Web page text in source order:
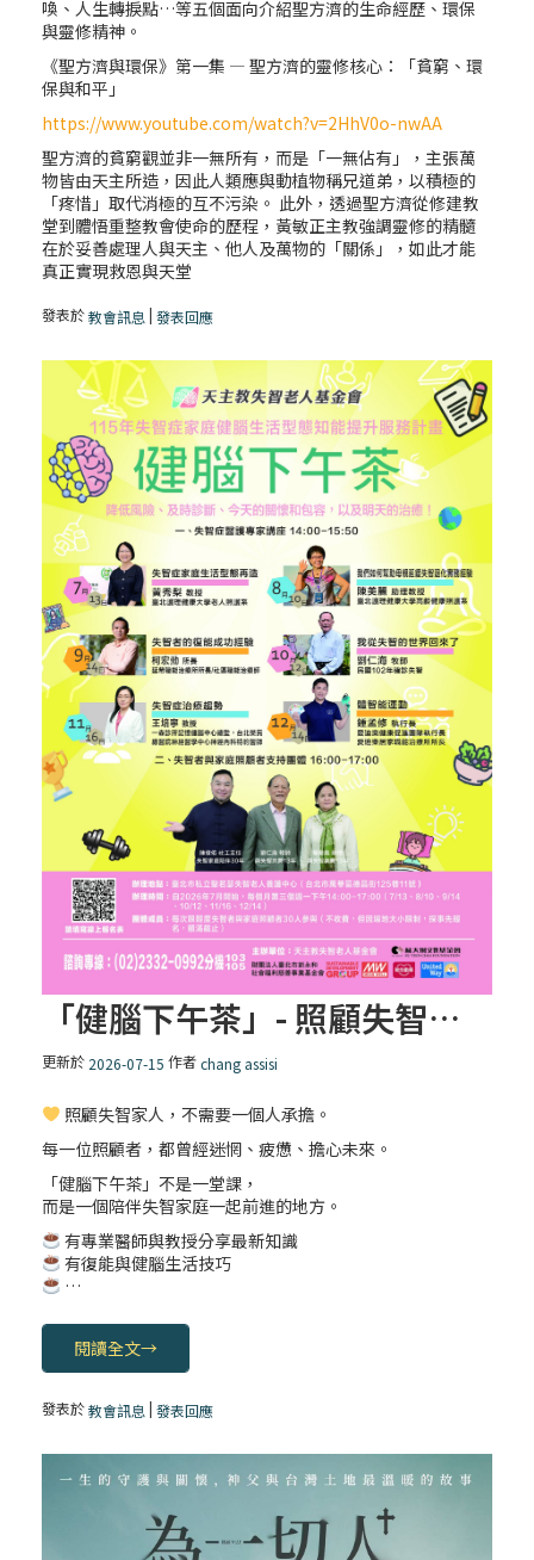
喚、人生轉捩點…等五個面向介紹聖方濟的生命經歷、環保
與靈修精神。
《聖方濟與環保》第一集 — 聖方濟的靈修核心：「貧窮、環
保與和平」
https://www.youtube.com/watch?v=2HhV0o-nwAA
聖方濟的貧窮觀並非一無所有，而是「一無佔有」，主張萬
物皆由天主所造，因此人類應與動植物稱兄道弟，以積極的
「疼惜」取代消極的互不污染。 此外，透過聖方濟從修建教
堂到體悟重整教會使命的歷程，黃敏正主教強調靈修的精髓
在於妥善處理人與天主、他人及萬物的「關係」，如此才能
真正實現救恩與天堂
發表於教會訊息 |發表回應
「健腦下午茶」- 照顧失智家人講座
更新於 2026-07-15 作者chang assisi
照顧失智家人，不需要一個人承擔。
每一位照顧者，都曾經迷惘、疲憊、擔心未來。
「健腦下午茶」不是一堂課，
而是一個陪伴失智家庭一起前進的地方。
有專業醫師與教授分享最新知識
有復能與健腦生活技巧
…
閱讀全文→
發表於教會訊息 |發表回應